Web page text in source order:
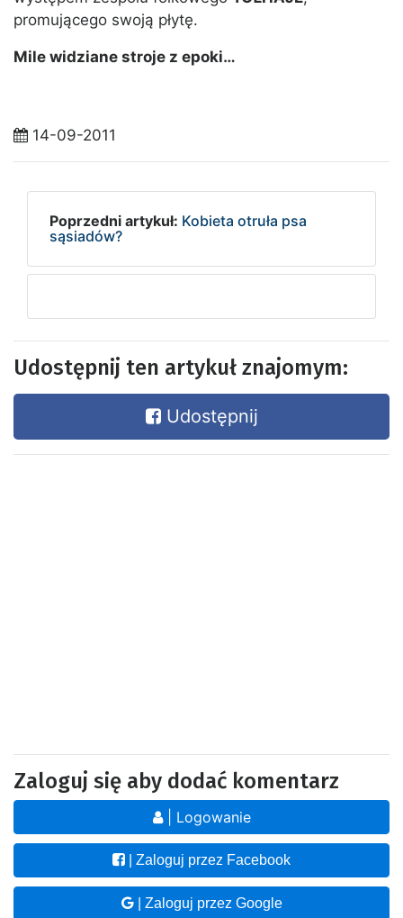
promującego swoją płytę.
Mile widziane stroje z epoki…
14-09-2011
Poprzedni artykuł: Kobieta otruła psa
sąsiadów?
Udostępnij ten artykuł znajomym:
Udostępnij
Zaloguj się aby dodać komentarz
| Logowanie
| Zaloguj przez Facebook
| Zaloguj przez Google